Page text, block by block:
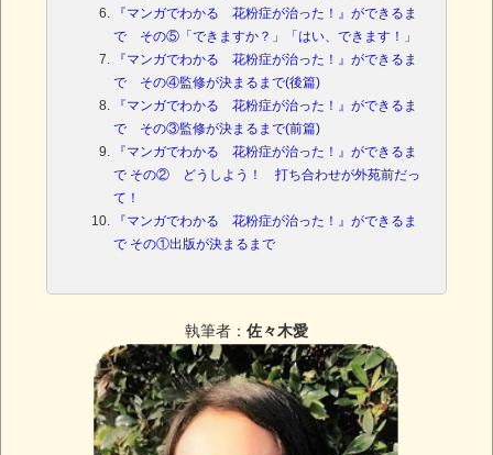
『マンガでわかる 花粉症が治った！』ができるま
で その⑤「できますか？」「はい、できます！」
『マンガでわかる 花粉症が治った！』ができるま
で その④監修が決まるまで(後篇)
『マンガでわかる 花粉症が治った！』ができるま
で その③監修が決まるまで(前篇)
『マンガでわかる 花粉症が治った！』ができるま
で その② どうしよう！ 打ち合わせが外苑前だっ
て！
『マンガでわかる 花粉症が治った！』ができるま
で その①出版が決まるまで
執筆者： 佐々木愛